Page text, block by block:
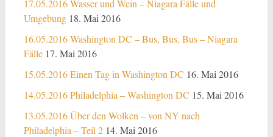
17.05.2016 Wasser und Wein – Niagara Fälle und
Umgebung 18. Mai 2016
16.05.2016 Washington DC – Bus, Bus, Bus – Niagara
Fälle 17. Mai 2016
15.05.2016 Einen Tag in Washington DC 16. Mai 2016
14.05.2016 Philadelphia – Washington DC 15. Mai 2016
13.05.2016 Über den Wolken – von NY nach
Philadelphia – Teil 2 14. Mai 2016